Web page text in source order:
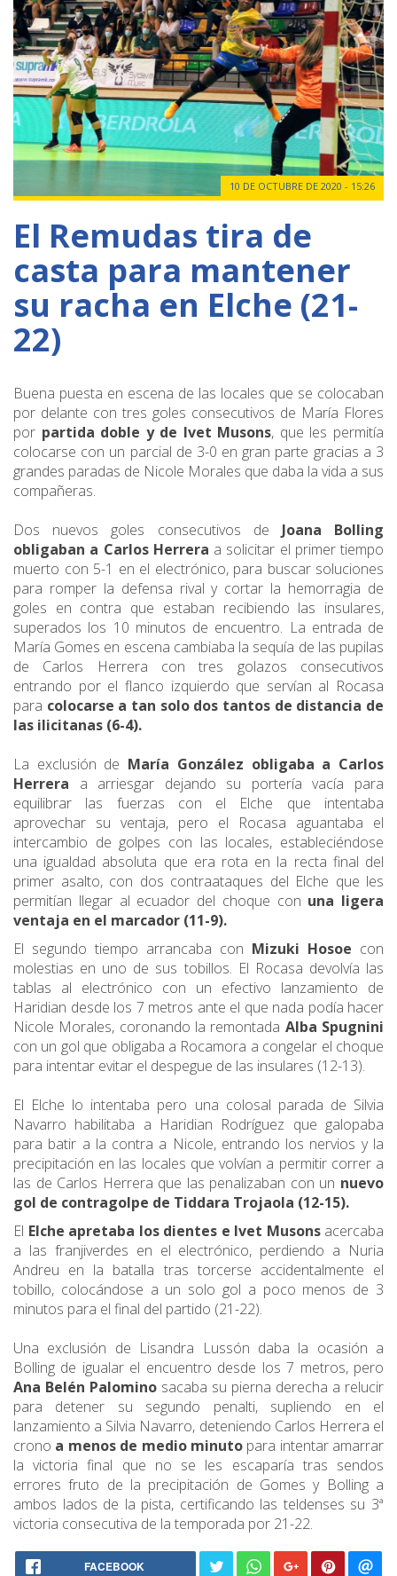
10 DE OCTUBRE DE 2020 - 15:26
El Remudas tira de
casta para mantener
su racha en Elche (21-
22)
Buena puesta en escena de las locales que se colocaban
por delante con tres goles consecutivos de María Flores
por partida doble y de Ivet Musons, que les permitía
colocarse con un parcial de 3-0 en gran parte gracias a 3
grandes paradas de Nicole Morales que daba la vida a sus
compañeras.
Dos nuevos goles consecutivos de Joana Bolling
obligaban a Carlos Herrera a solicitar el primer tiempo
muerto con 5-1 en el electrónico, para buscar soluciones
para romper la defensa rival y cortar la hemorragia de
goles en contra que estaban recibiendo las insulares,
superados los 10 minutos de encuentro. La entrada de
María Gomes en escena cambiaba la sequía de las pupilas
de Carlos Herrera con tres golazos consecutivos
entrando por el flanco izquierdo que servían al Rocasa
para colocarse a tan solo dos tantos de distancia de
las ilicitanas (6-4).
La exclusión de María González obligaba a Carlos
Herrera a arriesgar dejando su portería vacía para
equilibrar las fuerzas con el Elche que intentaba
aprovechar su ventaja, pero el Rocasa aguantaba el
intercambio de golpes con las locales, estableciéndose
una igualdad absoluta que era rota en la recta final del
primer asalto, con dos contraataques del Elche que les
permitían llegar al ecuador del choque con una ligera
ventaja en el marcador (11-9).
El segundo tiempo arrancaba con Mizuki Hosoe con
molestias en uno de sus tobillos. El Rocasa devolvía las
tablas al electrónico con un efectivo lanzamiento de
Haridian desde los 7 metros ante el que nada podía hacer
Nicole Morales, coronando la remontada Alba Spugnini
con un gol que obligaba a Rocamora a congelar el choque
para intentar evitar el despegue de las insulares (12-13).
El Elche lo intentaba pero una colosal parada de Silvia
Navarro habilitaba a Haridian Rodríguez que galopaba
para batir a la contra a Nicole, entrando los nervios y la
precipitación en las locales que volvían a permitir correr a
las de Carlos Herrera que las penalizaban con un nuevo
gol de contragolpe de Tiddara Trojaola (12-15).
El Elche apretaba los dientes e Ivet Musons acercaba
a las franjiverdes en el electrónico, perdiendo a Nuria
Andreu en la batalla tras torcerse accidentalmente el
tobillo, colocándose a un solo gol a poco menos de 3
minutos para el final del partido (21-22).
Una exclusión de Lisandra Lussón daba la ocasión a
Bolling de igualar el encuentro desde los 7 metros, pero
Ana Belén Palomino sacaba su pierna derecha a relucir
para detener su segundo penalti, supliendo en el
lanzamiento a Silvia Navarro, deteniendo Carlos Herrera el
crono a menos de medio minutopara intentar amarrar
la victoria final que no se les escaparía tras sendos
errores fruto de la precipitación de Gomes y Bolling a
ambos lados de la pista, certificando las teldenses su 3ª
victoria consecutiva de la temporada por 21-22.
FACEBOOK